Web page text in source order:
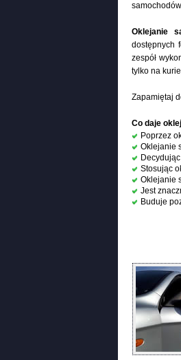
Oklejanie
dostępnych
zespół
tylko na
Zapamiętaj
Co daje
Poprzez
Oklejanie
Stosując
Oklejanie
Jest
Buduje